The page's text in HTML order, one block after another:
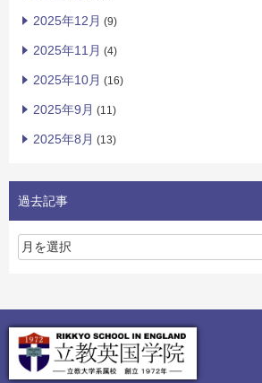
2025年12月 (9)
2025年11月 (4)
2025年10月 (16)
2025年9月 (11)
2025年8月 (13)
過去記事